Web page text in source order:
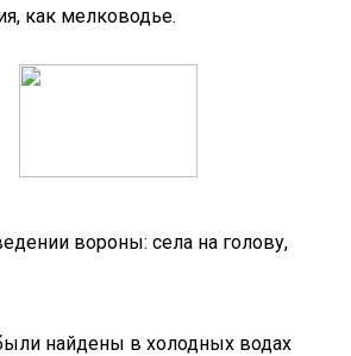
как мелководье.
вороны: села на голову,
найдены в холодных водах